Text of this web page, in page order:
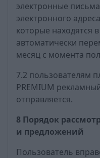
электронные
электронного
которые находятся
автоматически
месяц с момента
7.2 пользователям
PREMIUM
отправляется.
8 Порядок
и предложений
Пользователь